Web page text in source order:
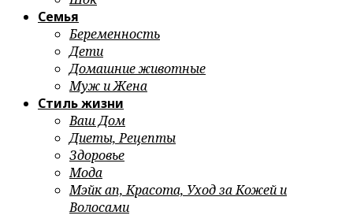
Семья
Беременность
Дети
Домашние животные
Муж и Жена
Стиль жизни
Ваш Дом
Диеты, Рецепты
Здоровье
Мода
Мэйк ап, Красота, Уход за Кожей и
Волосами